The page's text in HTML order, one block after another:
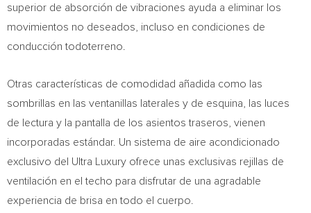
superior de absorción de vibraciones ayuda a eliminar los
movimientos no deseados, incluso en condiciones de
conducción todoterreno.
Otras características de comodidad añadida como las
sombrillas en las ventanillas laterales y de esquina, las luces
de lectura y la pantalla de los asientos traseros, vienen
incorporadas estándar. Un sistema de aire acondicionado
exclusivo del Ultra Luxury ofrece unas exclusivas rejillas de
ventilación en el techo para disfrutar de una agradable
experiencia de brisa en todo el cuerpo.